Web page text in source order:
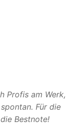
Profis am Werk,
Für die
Bestnote!